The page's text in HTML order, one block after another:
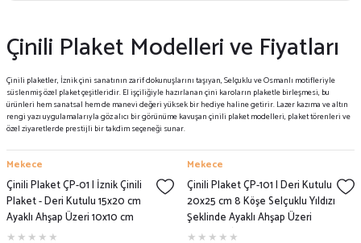
Çinili Plaket Modelleri ve Fiyatları
Çinili plaketler, İznik çini sanatının zarif dokunuşlarını taşıyan, Selçuklu ve Osmanlı motifleriyle
süslenmiş özel plaket çeşitleridir. El işçiliğiyle hazırlanan çini karoların plaketle birleşmesi, bu
ürünleri hem sanatsal hem de manevi değeri yüksek bir hediye haline getirir. Lazer kazıma ve altın
rengi yazı uygulamalarıyla göz alıcı bir görünüme kavuşan çinili plaket modelleri, plaket törenleri ve
özel ziyaretlerde prestijli bir takdim seçeneği sunar.
Mekece
Çinili Plaket ÇP-01 | İznik Çinili
Plaket - Deri Kutulu 15x20 cm
Ayaklı Ahşap Üzeri 10x10 cm
Çinili Plaket Modeli
Mekece
Çinili Plaket ÇP-101 | Deri Kutulu
20x25 cm 8 Köşe Selçuklu Yıldızı
Şeklinde Ayaklı Ahşap Üzeri
10x10 cm İznik Çinili Plaket